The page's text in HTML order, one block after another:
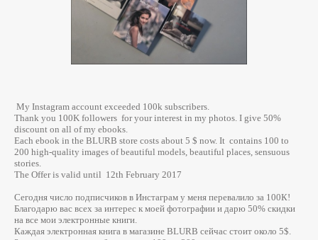
My Instagram account exceeded 100k subscribers.
Thank you 100K followers for your interest in my photos. I give 50%
discount on all of my ebooks.
Each ebook in the BLURB store costs about 5 $ now. It contains 100 to
200 high-quality images of beautiful models, beautiful places, sensuous
stories.
The Offer is valid until 12th February 2017
Сегодня число подписчиков в Инстаграм у меня перевалило за 100К!
Благодарю вас всех за интерес к моей фотографии и дарю 50% скидки
на все мои электронные книги.
Каждая электронная книга в магазине BLURB сейчас стоит около 5$.